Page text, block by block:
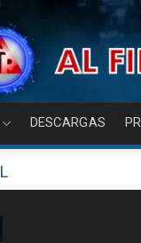
DESCARGAS